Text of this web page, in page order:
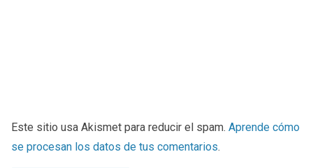
Este sitio usa Akismet para reducir el spam. Aprende cómo
se procesan los datos de tus comentarios.